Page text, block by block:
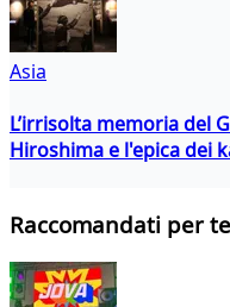
Asia
L’irrisolta memoria del
Hiroshima e l'epica dei
Raccomandati per te